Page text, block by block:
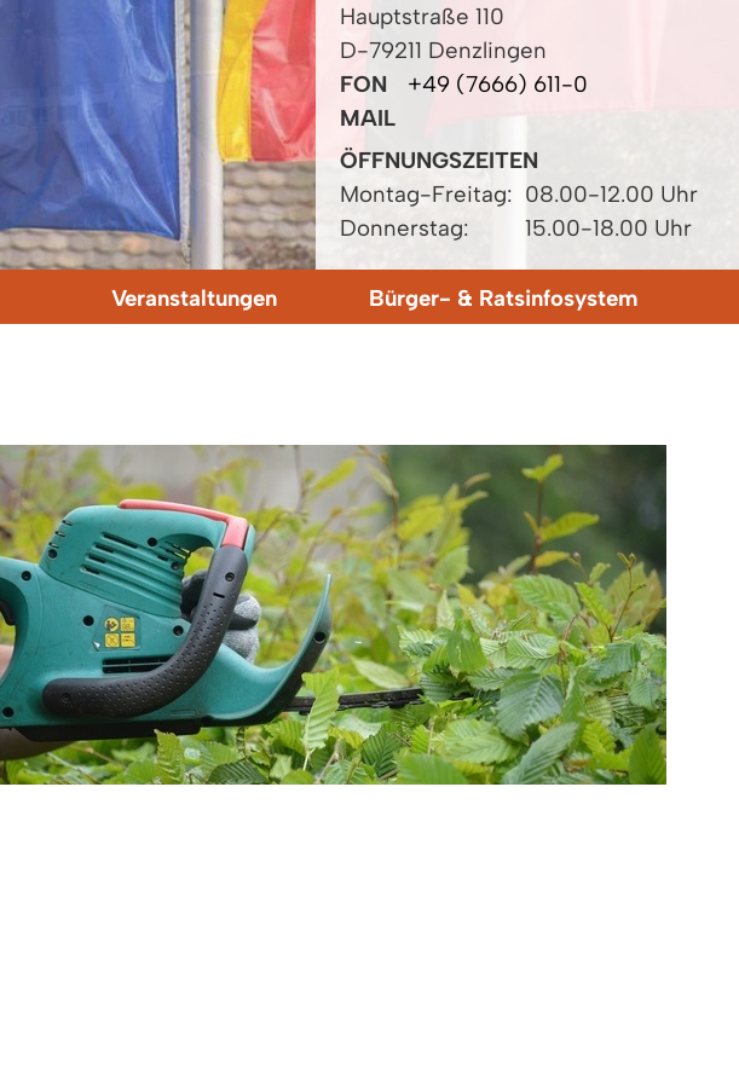
Hauptstraße 110
D-79211 Denzlingen
FON
+49 (7666) 611-0
MAIL
ÖFFNUNGSZEITEN
Montag-Freitag: 08.00-12.00 Uhr
Donnerstag:
15.00-18.00 Uhr
Veranstaltungen Bürger- & Ratsinfosystem